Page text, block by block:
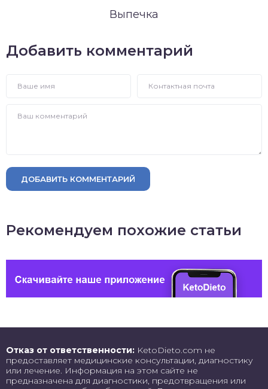
Выпечка
Добавить комментарий
ДОБАВИТЬ КОММЕНТАРИЙ
Рекомендуем похожие статьи
Отказ от ответственности: KetoDieto.com не
предоставляет медицинские консультации, диагностику
или лечение. Информация на этом сайте не
предназначена для диагностики, предотвращения или